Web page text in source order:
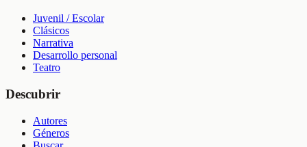
Juvenil / Escolar
Clásicos
Narrativa
Desarrollo personal
Teatro
Descubrir
Autores
Géneros